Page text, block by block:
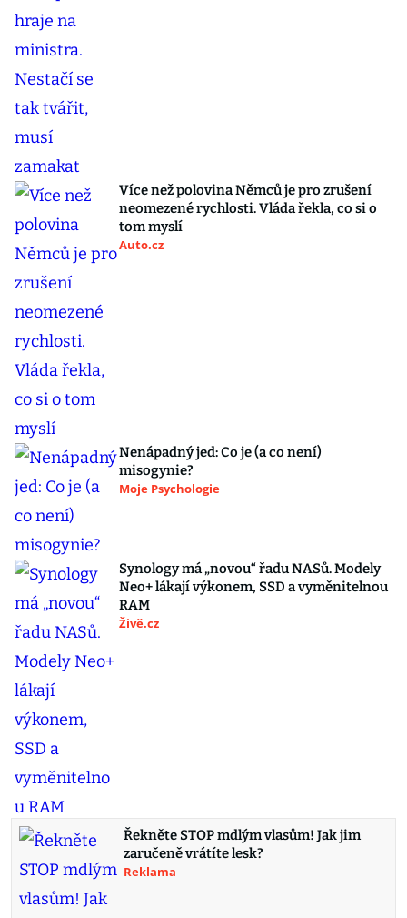
Více než polovina Němců je pro zrušení
neomezené rychlosti. Vláda řekla, co si o
tom myslí
Auto.cz
Nenápadný jed: Co je (a co není)
misogynie?
Moje Psychologie
Synology má „novou“ řadu NASů. Modely
Neo+ lákají výkonem, SSD a vyměnitelnou
RAM
Živě.cz
Řekněte STOP mdlým vlasům! Jak jim
zaručeně vrátíte lesk?
Reklama